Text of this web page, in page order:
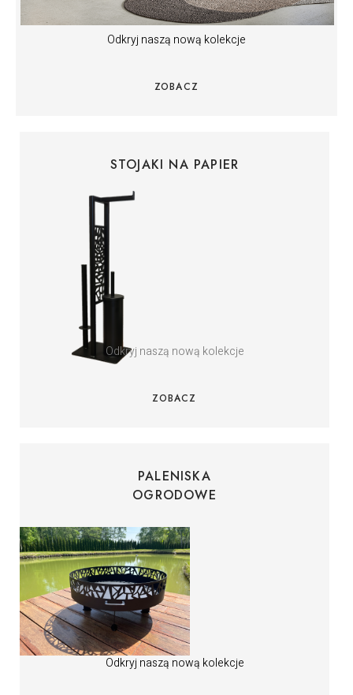
Odkryj naszą nową kolekcje
ZOBACZ
STOJAKI NA PAPIER
Odkryj naszą nową kolekcje
ZOBACZ
PALENISKA
OGRODOWE
Odkryj naszą nową kolekcje